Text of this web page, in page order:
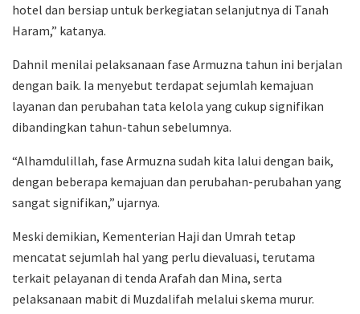
hotel dan bersiap untuk berkegiatan selanjutnya di Tanah
Haram,” katanya.
Dahnil menilai pelaksanaan fase Armuzna tahun ini berjalan
dengan baik. Ia menyebut terdapat sejumlah kemajuan
layanan dan perubahan tata kelola yang cukup signifikan
dibandingkan tahun-tahun sebelumnya.
“Alhamdulillah, fase Armuzna sudah kita lalui dengan baik,
dengan beberapa kemajuan dan perubahan-perubahan yang
sangat signifikan,” ujarnya.
Meski demikian, Kementerian Haji dan Umrah tetap
mencatat sejumlah hal yang perlu dievaluasi, terutama
terkait pelayanan di tenda Arafah dan Mina, serta
pelaksanaan mabit di Muzdalifah melalui skema murur.